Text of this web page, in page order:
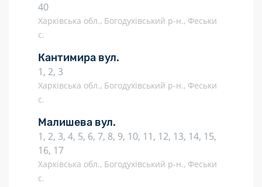
40
Харківська обл., Богодухівський р-н., Феськи
с.
Кантимира вул.
1, 2, 3
Харківська обл., Богодухівський р-н., Феськи
с.
Малишева вул.
1, 2, 3, 4, 5, 6, 7, 8, 9, 10, 11, 12, 13, 14, 15,
16, 17
Харківська обл., Богодухівський р-н., Феськи
с.